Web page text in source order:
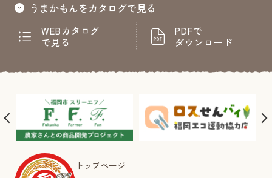
うまかもんをカタログで見る
WEBカタログ
で見る
PDFで
ダウンロード
トップページ